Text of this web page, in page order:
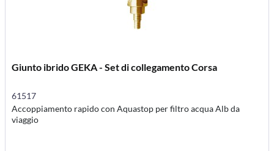
Giunto ibrido GEKA - Set di collegamento Corsa
61517
Accoppiamento rapido con Aquastop per filtro acqua Alb da
viaggio